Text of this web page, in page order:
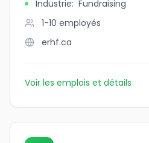
Industrie: Fundraising
1-10 employés
erhf.ca
Voir les emplois et détails